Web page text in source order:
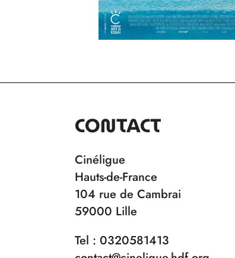
CONTACT
Cinéligue
Hauts-de-France
104 rue de Cambrai
59000 Lille
Tel : 0320581413